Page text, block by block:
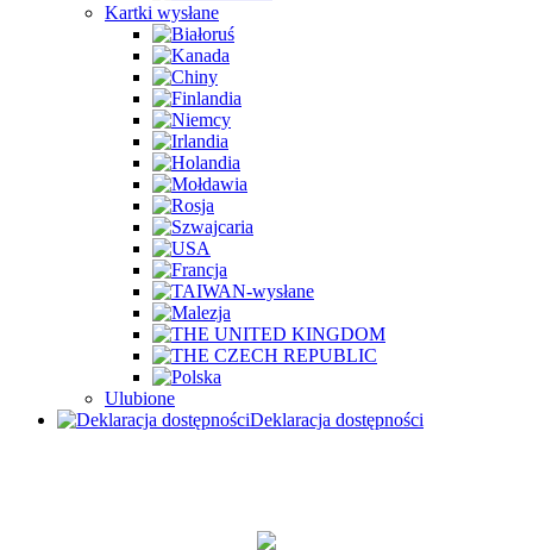
Kartki wysłane
Ulubione
Deklaracja dostępności